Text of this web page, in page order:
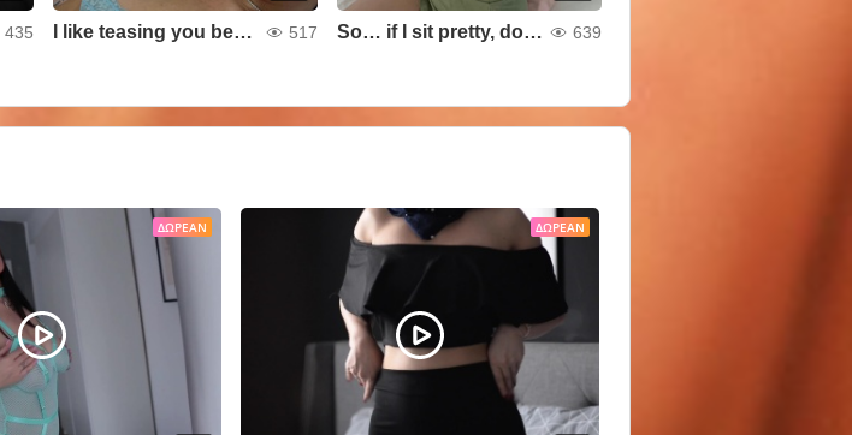
435 I like teasing you because i love seeing how much 517 So… if I sit pretty, do I get my treat? ✨😊 639
ΔΩΡΕΆΝ ΔΩΡΕΆΝ